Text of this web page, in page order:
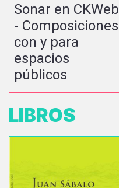
Sonar en CKWeb
- Composiciones
con y para
espacios
públicos
LIBROS